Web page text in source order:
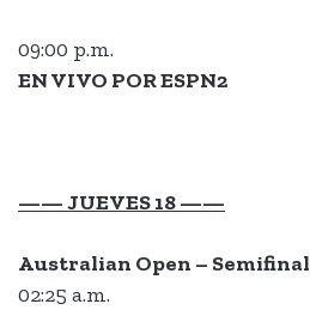
09:00 p.m.
EN VIVO POR ESPN2
—— JUEVES 18 ——
Australian Open – Semifinal
02:25 a.m.